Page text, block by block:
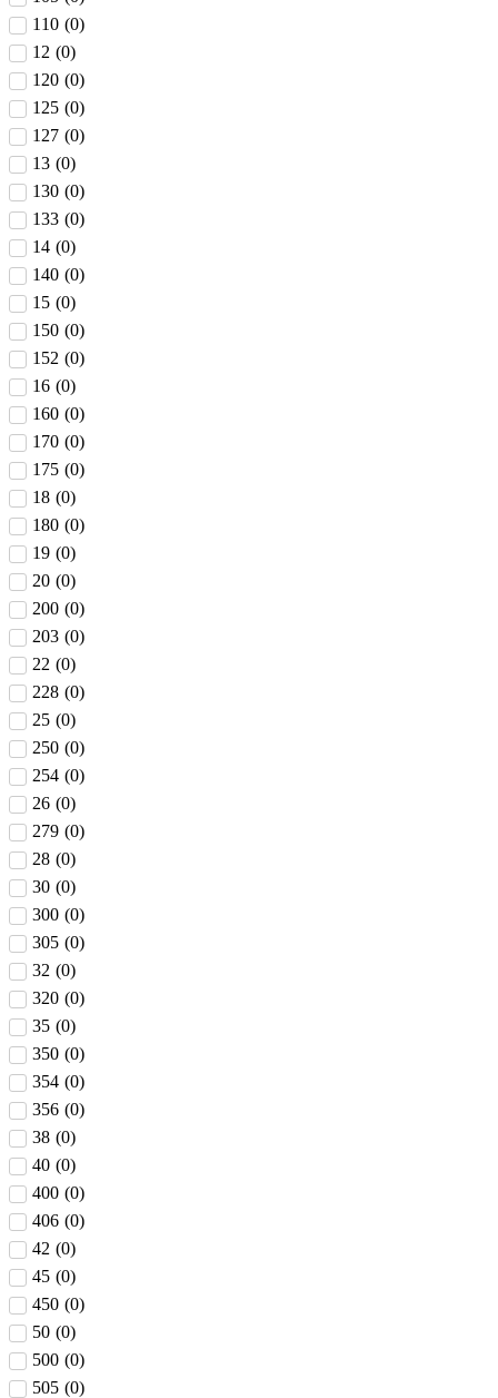
110 (0)
12 (0)
120 (0)
125 (0)
127 (0)
13 (0)
130 (0)
133 (0)
14 (0)
140 (0)
15 (0)
150 (0)
152 (0)
16 (0)
160 (0)
170 (0)
175 (0)
18 (0)
180 (0)
19 (0)
20 (0)
200 (0)
203 (0)
22 (0)
228 (0)
25 (0)
250 (0)
254 (0)
26 (0)
279 (0)
28 (0)
30 (0)
300 (0)
305 (0)
32 (0)
320 (0)
35 (0)
350 (0)
354 (0)
356 (0)
38 (0)
40 (0)
400 (0)
406 (0)
42 (0)
45 (0)
450 (0)
50 (0)
500 (0)
505 (0)